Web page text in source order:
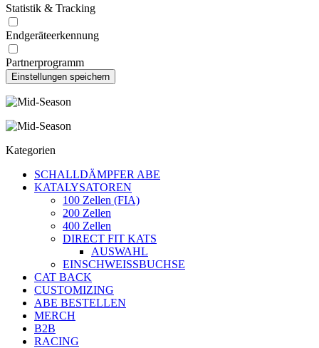
Statistik & Tracking
Endgeräteerkennung
Partnerprogramm
Kategorien
SCHALLDÄMPFER ABE
KATALYSATOREN
100 Zellen (FIA)
200 Zellen
400 Zellen
DIRECT FIT KATS
AUSWAHL
EINSCHWEISSBUCHSE
CAT BACK
CUSTOMIZING
ABE BESTELLEN
MERCH
B2B
RACING